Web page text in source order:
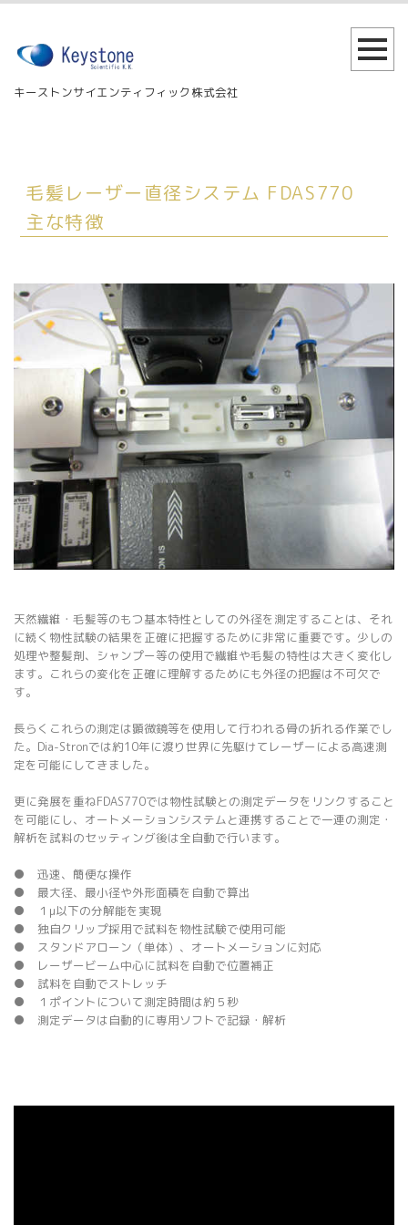
キーストンサイエンティフィック株式会社
毛髪レーザー直径システム FDAS770
主な特徴
天然繊維・毛髪等のもつ基本特性としての外径を測定することは、それ
に続く物性試験の結果を正確に把握するために非常に重要です。少しの
処理や整髪剤、シャンプー等の使用で繊維や毛髪の特性は大きく変化し
ます。これらの変化を正確に理解するためにも外径の把握は不可欠で
す。
長らくこれらの測定は顕微鏡等を使用して行われる骨の折れる作業でし
た。Dia-Stronでは約10年に渡り世界に先駆けてレーザーによる高速測
定を可能にしてきました。
更に発展を重ねFDAS770では物性試験との測定データをリンクすること
を可能にし、オートメーションシステムと連携することで一連の測定・
解析を試料のセッティング後は全自動で行います。
● 迅速、簡便な操作
● 最大径、最小径や外形面積を自動で算出
● １μ以下の分解能を実現
● 独自クリップ採用で試料を物性試験で使用可能
● スタンドアローン（単体）、オートメーションに対応
● レーザービーム中心に試料を自動で位置補正
● 試料を自動でストレッチ
● １ポイントについて測定時間は約５秒
● 測定データは自動的に専用ソフトで記録・解析